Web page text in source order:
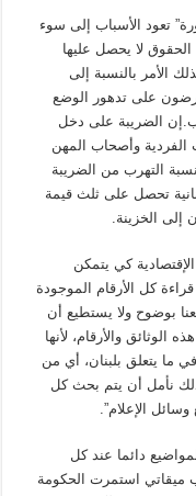
تعود الأسباب إلى سوء
لا يحصل عليها
الأمر بالنسبة إلى
على تدهور الوضع
الضريبة على دخل
وأصحاب المهن
وتقدر نسبة التهرب من الضريبة
تحصل على ثلث قيمة
إلى الخزينة.
كي يتمكن
قراءة كل الأرقام الموجودة
بوضوح ولا يستطيع أن
والأرقام، لأنها
ما يتعلق بلبنان، أي من
نأمل أن يتم بحث كل
الإعلام”.
دائما عند كل
استمرت الحكومة